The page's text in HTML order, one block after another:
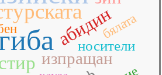
абидин
изпращан
носители
бялата